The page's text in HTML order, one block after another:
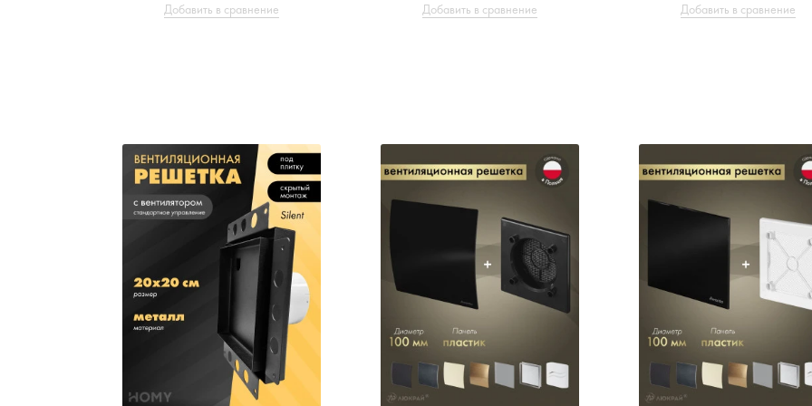
Добавить в сравнение Добавить в сравнение Добавить в сравнение